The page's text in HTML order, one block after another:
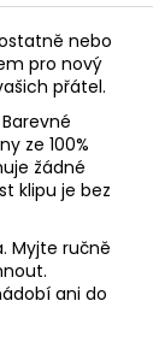
nebo
pro nový
přátel.
Barevné
ze 100%
žádné
klipu je bez
Myjte ručně
ani do